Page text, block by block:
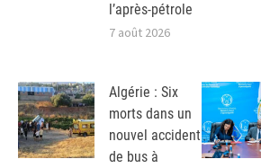
l’après-pétrole
7 août 2026
Algérie : Six
morts dans un
nouvel accident
de bus à